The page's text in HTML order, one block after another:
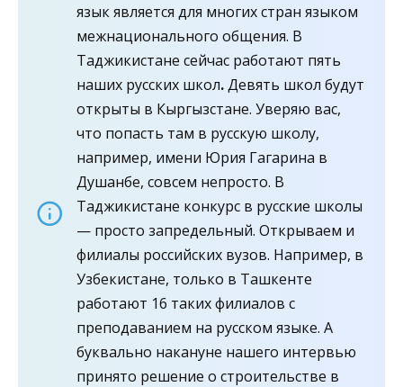
язык является для многих стран языком
межнационального общения. В
Таджикистане сейчас работают пять
наших русских школ.Девять школ будут
открыты в Кыргызстане. Уверяю вас,
что попасть там в русскую школу,
например, имени Юрия Гагарина в
Душанбе, совсем непросто. В
Таджикистане конкурс в русские школы
— просто запредельный. Открываем и
филиалы российских вузов. Например, в
Узбекистане, только в Ташкенте
работают 16 таких филиалов с
преподаванием на русском языке. А
буквально накануне нашего интервью
принято решение о строительстве в